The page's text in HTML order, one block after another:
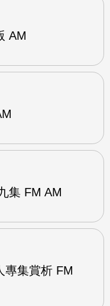
AM
集 FM AM
專集賞析 FM